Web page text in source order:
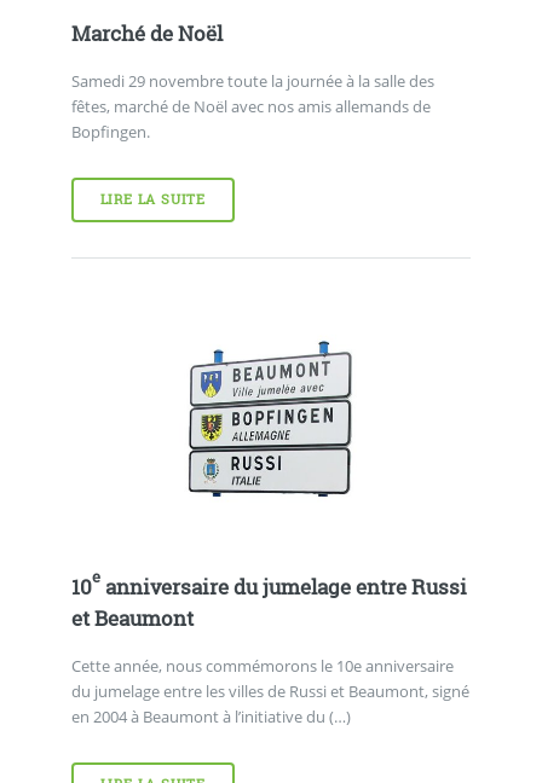
Marché de Noël
Samedi 29 novembre toute la journée à la salle des
fêtes, marché de Noël avec nos amis allemands de
Bopfingen.
LIRE LA SUITE
10eanniversaire du jumelage entre Russi
et Beaumont
Cette année, nous commémorons le 10e anniversaire
du jumelage entre les villes de Russi et Beaumont, signé
en 2004 à Beaumont à l’initiative du (…)